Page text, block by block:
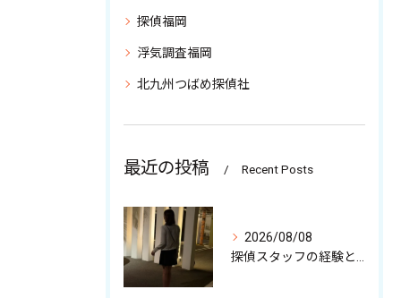
探偵福岡
浮気調査福岡
北九州つばめ探偵社
最近の投稿 Recent Posts
2026/08/08